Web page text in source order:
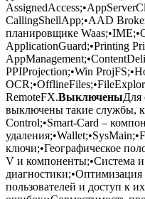
CallingShellApp;•AAD
планировщике
ApplicationGuard;•Printing
PPIProjection;•Win
RemoteFX.ВыключеныДля
выключены такие службы,
Control;•Smart-Card –
ключи;•Географическое
V и компоненты;•Система
пользователей и доступ к